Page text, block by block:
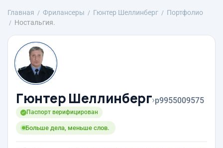
Главная Фрилансеры Гюнтер Шеллинберг
Портфолио
Ностальгия.
Гюнтер Шеллинберг›p9955009575
Паспорт верифицирован
Больше дела, меньше слов.